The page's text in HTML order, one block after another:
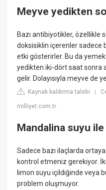
Meyve yedikten
Bazı antibiyotikler, özellikle
doksisiklin içerenler sadece
etki gösterirler. Bu da
yedikten iki-dört saat sonra
gelir. Dolayısıyla meyve de
Kaynak kaldırma talebi |
milliyet.com.tr
Mandalina suyu
Sadece bazı ilaçlarda ortaya
kontrol etmeniz gerekiyor.
limon suyu içildiğinde veya
problem oluşmuyor.